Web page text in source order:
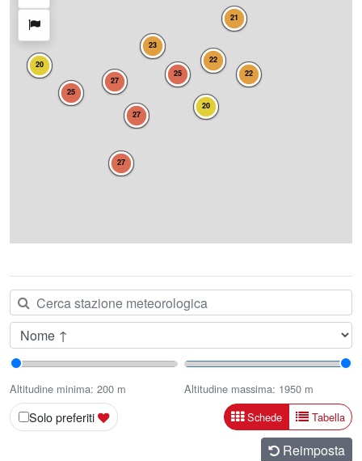
27
25
22
20
22
27
21
20
27
25
23
Ordina per
Solo preferiti Mostra risultati
Schede Mostra
Tabella
Altitudine minima
Altitudine minima: 200 m
Altitudine massima
Altitudine massima: 1950 m
Reimposta